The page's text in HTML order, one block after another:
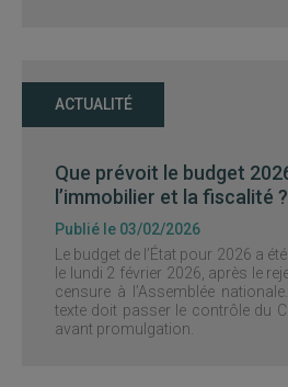
ACTUALITÉ
Que prévoit le budget
l’immobilier et la fiscalité ?
Publié le 03/02/2026
Le budget de l’État pour 2026 a
le lundi 2 février 2026, après le
censure à l’Assemblée
texte doit passer le contrôle du
avant promulgation.